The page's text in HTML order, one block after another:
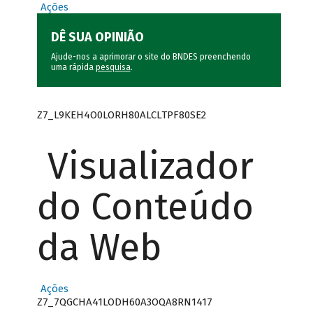
Ações
DÊ SUA OPINIÃO
Ajude-nos a aprimorar o site do BNDES preenchendo
uma rápida pesquisa.
Z7_L9KEH4O0LORH80ALCLTPF80SE2
Visualizador
do Conteúdo
da Web
Ações
Z7_7QGCHA41LODH60A3OQA8RN1417